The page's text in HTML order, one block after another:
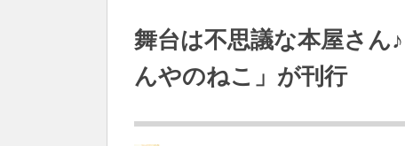
舞台は不思議な本屋さん
んやのねこ」が刊行